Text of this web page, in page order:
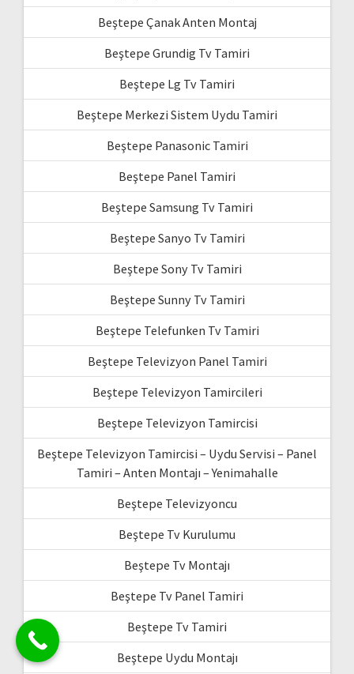
Beştepe Çanak Anten Montaj
Beştepe Grundig Tv Tamiri
Beştepe Lg Tv Tamiri
Beştepe Merkezi Sistem Uydu Tamiri
Beştepe Panasonic Tamiri
Beştepe Panel Tamiri
Beştepe Samsung Tv Tamiri
Beştepe Sanyo Tv Tamiri
Beştepe Sony Tv Tamiri
Beştepe Sunny Tv Tamiri
Beştepe Telefunken Tv Tamiri
Beştepe Televizyon Panel Tamiri
Beştepe Televizyon Tamircileri
Beştepe Televizyon Tamircisi
Beştepe Televizyon Tamircisi – Uydu Servisi – Panel
Tamiri – Anten Montajı – Yenimahalle
Beştepe Televizyoncu
Beştepe Tv Kurulumu
Beştepe Tv Montajı
Beştepe Tv Panel Tamiri
Beştepe Tv Tamiri
Beştepe Uydu Montajı